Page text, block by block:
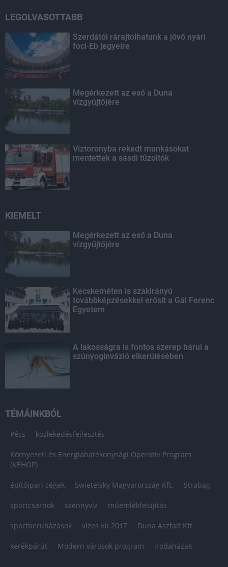
LEGOLVASOTTABB
Szerdától rárajtolhatunk a jövő nyári
foci-Eb jegyeire
Megérkezett az eső a Duna
vízgyűjtőjére
Víztoronyba rekedt munkásokat
mentettek a sásdi tűzoltók
KIEMELT
Megérkezett az eső a Duna
vízgyűjtőjére
Kecskeméten is szakirányú
továbbképzésekkel erősít a Gál Ferenc
Egyetem
A lakosságra is fontos szerep hárul a
szúnyoginvázió elkerülésében
TÉMÁINKBÓL
Pécs közlekedésfejlesztés
Környezeti és Energiahatékonysági Operatív Program
(KEHOP)
építőipari cégek Swietelsky Magyarország Kft. Strabag
sportcsarnok szennyvíz műemlékfelújítás
sportberuházások vizes vb 2017 Duna Aszfalt Kft.
kerékpárút Modern városok program irodaházak